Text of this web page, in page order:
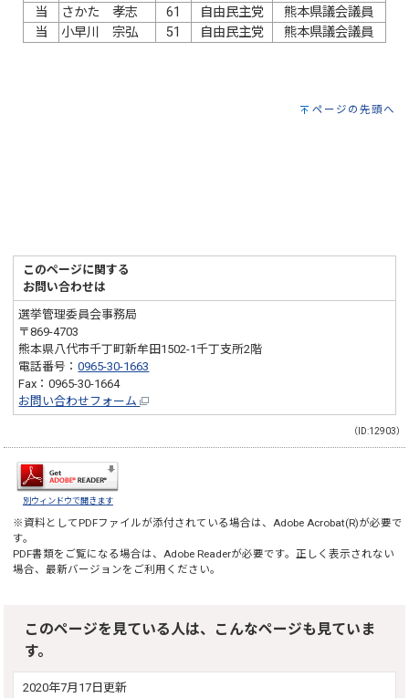
当
さかた 孝志 61 自由民主党
熊本県議会議員
当
小早川 宗弘 51 自由民主党 熊本県議会議員
ページの先頭へ
このページに関する
お問い合わせは
選挙管理委員会事務局
〒869-4703
熊本県八代市千丁町新牟田1502-1千丁支所2階
電話番号：0965-30-1663
Fax：0965-30-1664
お問い合わせフォーム
（ID:12903）
別ウィンドウで開きます
※資料としてPDFファイルが添付されている場合は、Adobe Acrobat(R)が必要で
す。
PDF書類をご覧になる場合は、Adobe Readerが必要です。正しく表示されない
場合、最新バージョンをご利用ください。
このページを見ている人は、こんなページも見ていま
す。
2020年7月17日更新